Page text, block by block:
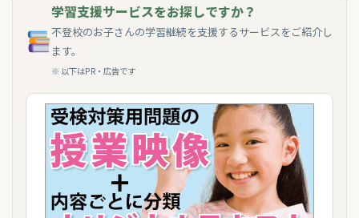
学習支援サービスをお探しですか？
不登校のお子さんの学習継続を支援するサービスをご紹介し
ます。
※ 以下はPR・広告です